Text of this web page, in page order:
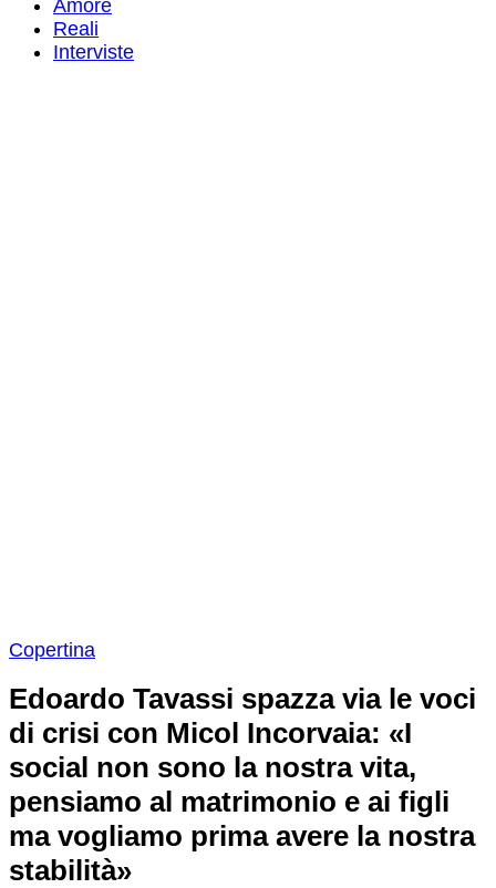
Amore
Reali
Interviste
Copertina
Edoardo Tavassi spazza via le voci
di crisi con Micol Incorvaia: «I
social non sono la nostra vita,
pensiamo al matrimonio e ai figli
ma vogliamo prima avere la nostra
stabilità»